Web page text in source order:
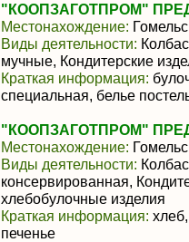
"КООПЗАГОТПРОМ"
Местонахождение:
Виды деятельности:
мучные, Кондитерские
Краткая информация:
специальная, белье
"КООПЗАГОТПРОМ"
Местонахождение:
Виды деятельности:
консервированная,
хлебобулочные изделия
Краткая информация:
печенье